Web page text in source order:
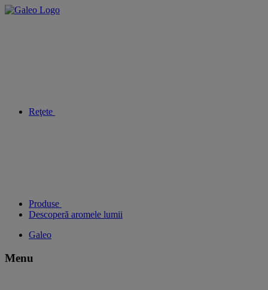
Reţete
Produse
Descoperă aromele lumii
Galeo
Menu